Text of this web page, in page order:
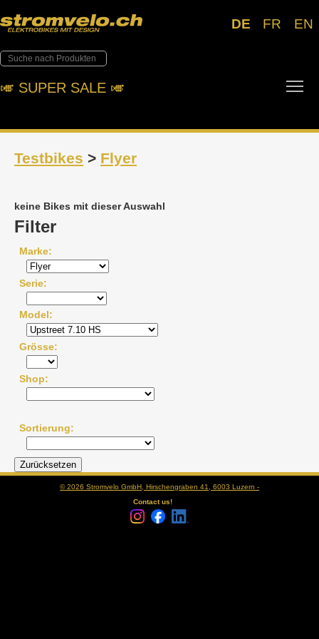
DE FR EN
🎺︎ SUPER SALE 🎺︎
Testbikes > Flyer
keine Bikes mit dieser Auswahl
Filter
Marke
Serie
Model
Grösse
Shop
Sortierung
© 2026 Stromvelo GmbH, Hirschengraben 41, 6003 Luzern -
Contact us!